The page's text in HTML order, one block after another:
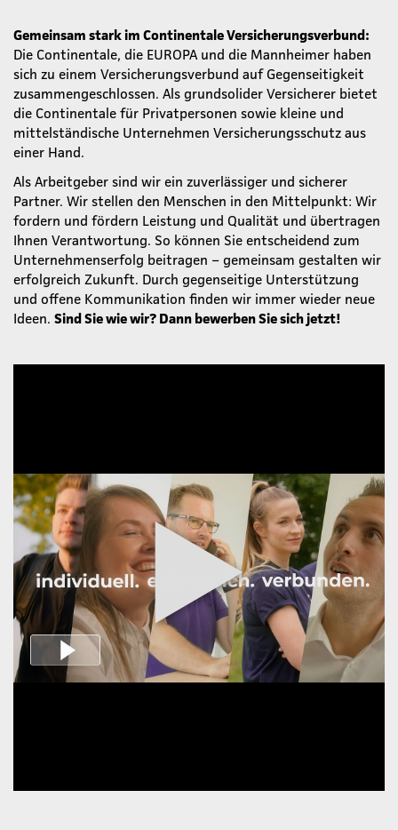
Gemeinsam stark im Continentale Versicherungsverbund:
Die Continentale, die EUROPA und die Mannheimer haben
sich zu einem Versicherungsverbund auf Gegenseitigkeit
zusammengeschlossen. Als grundsolider Versicherer bietet
die Continentale für Privatpersonen sowie kleine und
mittelständische Unternehmen Versicherungsschutz aus
einer Hand.
Als Arbeitgeber sind wir ein zuverlässiger und sicherer
Partner. Wir stellen den Menschen in den Mittelpunkt: Wir
fordern und fördern Leistung und Qualität und übertragen
Ihnen Verantwortung. So können Sie entscheidend zum
Unternehmenserfolg beitragen – gemeinsam gestalten wir
erfolgreich Zukunft. Durch gegenseitige Unterstützung
und offene Kommunikation finden wir immer wieder neue
Ideen. Sind Sie wie wir? Dann bewerben Sie sich jetzt!